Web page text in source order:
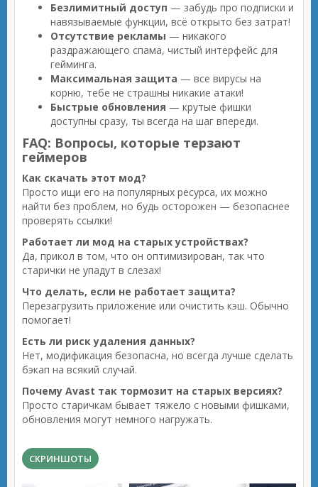
Безлимитный доступ — забудь про подписки и
навязываемые функции, всё открыто без затрат!
Отсутствие рекламы — никакого
раздражающего спама, чистый интерфейс для
гейминга.
Максимальная защита — все вирусы на
корню, тебе не страшны никакие атаки!
Быстрые обновления — крутые фишки
доступны сразу, ты всегда на шаг впереди.
FAQ: Вопросы, которые терзают
геймеров
Как скачать этот мод?
Просто ищи его на популярных ресурса, их можно
найти без проблем, но будь осторожен — безопаснее
проверять ссылки!
Работает ли мод на старых устройствах?
Да, прикол в том, что он оптимизирован, так что
старички не упадут в слезах!
Что делать, если не работает защита?
Перезагрузить приложение или очистить кэш. Обычно
помогает!
Есть ли риск удаления данных?
Нет, модификация безопасна, но всегда лучше сделать
бэкап на всякий случай.
Почему Avast так тормозит на старых версиях?
Просто старичкам бывает тяжело с новыми фишками,
обновления могут немного нагружать.
СКРИНШОТЫ